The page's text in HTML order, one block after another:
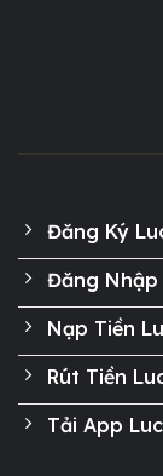
Đăng Ký
Đăng Nhập
Nạp Tiền
Rút Tiền
Tải App